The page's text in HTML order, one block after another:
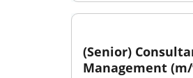
(Senior)
Management